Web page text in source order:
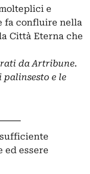
e
fa confluire nella
Città Eterna che
da Artribune.
e le
ed essere